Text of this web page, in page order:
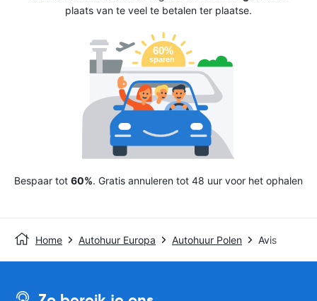
plaats van te veel te betalen ter plaatse.
Bespaar tot 60%. Gratis annuleren tot 48 uur voor het ophalen
Home Autohuur Europa Autohuur Polen Avis